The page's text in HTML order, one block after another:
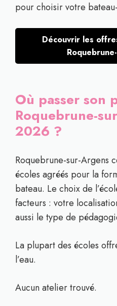
pour choisir votre
Découvrir les
Où passer son
Roquebrune-
2026 ?
Roquebrune-sur-Argens
écoles agréés pour la
bateau. Le choix de
facteurs : votre
aussi le type de
La plupart des écoles
l’eau.
Aucun atelier trouvé.